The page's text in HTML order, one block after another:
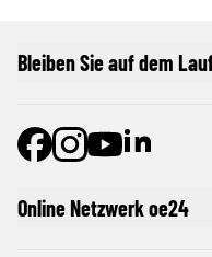
Online Netzwerk oe24
Bleiben Sie auf dem